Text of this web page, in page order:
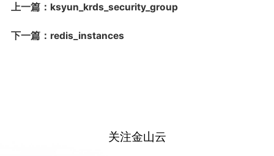
上一篇：ksyun_krds_security_group
下一篇：redis_instances
关注金山云